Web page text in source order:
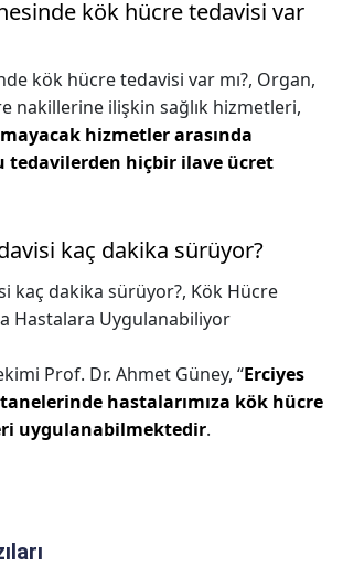
kök hücre tedavisi var
kök hücre tedavisi var mı?, Organ,
nakillerine ilişkin sağlık hizmetleri,
hizmetler arasında
tedavilerden hiçbir ilave ücret
kaç dakika sürüyor?
kaç dakika sürüyor?, Kök Hücre
Hastalara Uygulanabiliyor
Prof. Dr. Ahmet Güney, “Erciyes
hastalarımıza kök hücre
uygulanabilmektedir.